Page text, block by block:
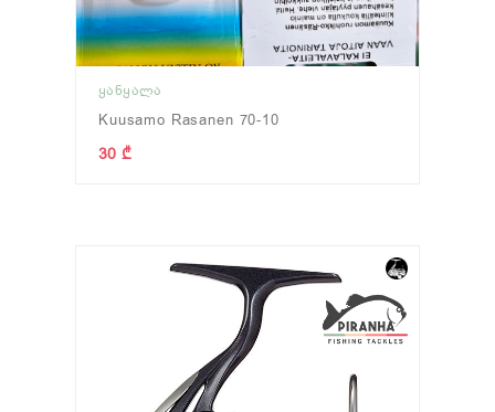
ᲧᲐᲜᲧᲐᲚᲐ
Kuusamo Rasanen 70-10
30 ₾